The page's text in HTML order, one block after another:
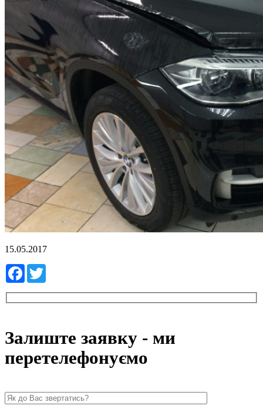
15.05.2017
Facebook
Залиште заявку - ми
перетелефонуємо